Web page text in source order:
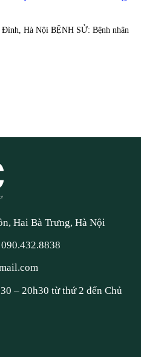
Hà Nội BỆNH SỬ: Bệnh nhân
Hai Bà Trưng, Hà Nội
090.432.8838
– 20h30 từ thứ 2 đến Chủ